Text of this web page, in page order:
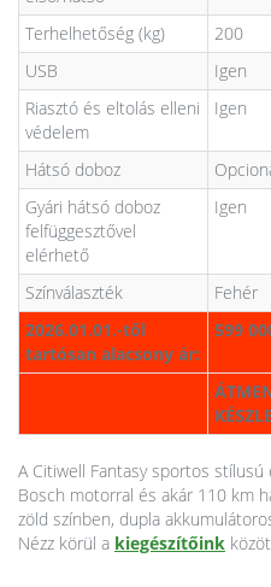
Terhelhetőség (kg) 200
USB
Igen
Riasztó és eltolás elleni
védelem
Igen
Hátsó doboz
Gyári hátsó doboz
felfüggesztővel
elérhető
Igen
Színválaszték Fehér
2026.01.01.-től
tartósan alacsony ár:
599
A Citiwell Fantasy sportos
Bosch motorral és akár 110 km
zöld színben, dupla
Nézz körül a kiegészítőink